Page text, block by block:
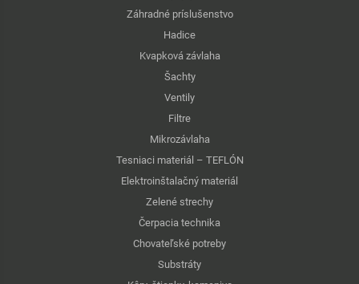
Záhradné príslušenstvo
Hadice
Kvapková závlaha
Šachty
Ventily
Filtre
Mikrozávlaha
Tesniaci materiál – TEFLÓN
Elektroinštalačný materiál
Zelené strechy
Čerpacia technika
Chovateľské potreby
Substráty